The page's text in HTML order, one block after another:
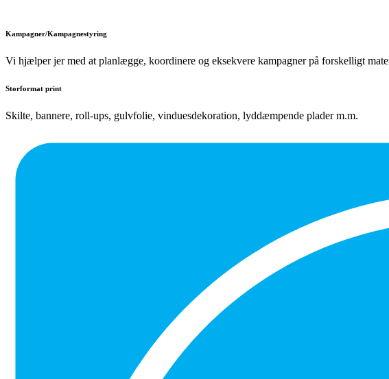
Kampagner/Kampagnestyring
Vi hjælper jer med at planlægge, koordinere og eksekvere kampagner på forskelligt
Storformat print
Skilte, bannere, roll-ups, gulvfolie, vinduesdekoration, lyddæmpende plader m.m.